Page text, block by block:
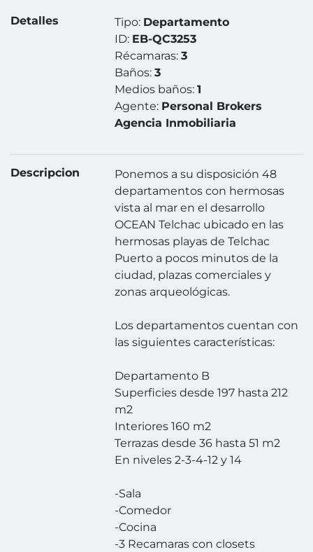
Detalles Tipo: Departamento
ID: EB-QC3253
Récamaras:3
Baños:3
Medios baños:1
Agente: Personal Brokers
Agencia Inmobiliaria
Descripcion
Ponemos a su disposición 48
departamentos con hermosas
vista al mar en el desarrollo
OCEAN Telchac ubicado en las
hermosas playas de Telchac
Puerto a pocos minutos de la
ciudad, plazas comerciales y
zonas arqueológicas.
Los departamentos cuentan con
las siguientes características:
Departamento B
Superficies desde 197 hasta 212
m2
Interiores 160 m2
Terrazas desde 36 hasta 51 m2
En niveles 2-3-4-12 y 14
-Sala
-Comedor
-Cocina
-3 Recamaras con closets